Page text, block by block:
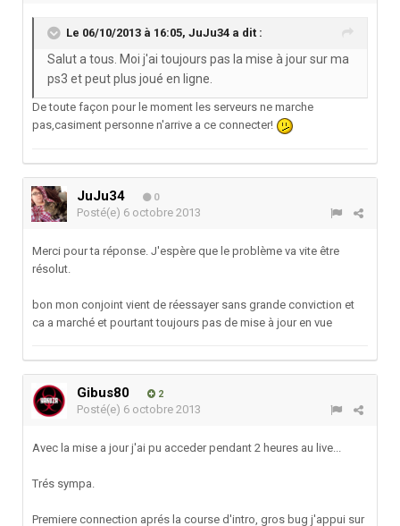
Le 06/10/2013 à 16:05, JuJu34 a dit :
Salut a tous. Moi j'ai toujours pas la mise à jour sur ma
ps3 et peut plus joué en ligne.
De toute façon pour le moment les serveurs ne marche
pas,casiment personne n'arrive a ce connecter!
JuJu34 0
Posté(e) 6 octobre 2013
Merci pour ta réponse. J'espère que le problème va vite être
résolut.
bon mon conjoint vient de réessayer sans grande conviction et
ca a marché et pourtant toujours pas de mise à jour en vue
Gibus80 2
Posté(e) 6 octobre 2013
Avec la mise a jour j'ai pu acceder pendant 2 heures au live...
Trés sympa.
Premiere connection aprés la course d'intro, gros bug j'appui sur